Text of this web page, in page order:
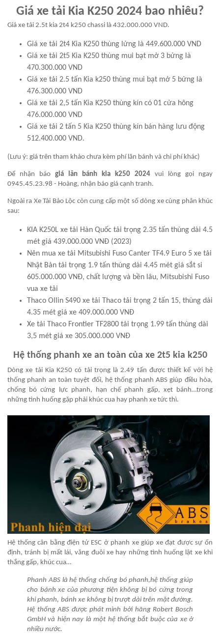
Giá xe tải Kia K250 2024 bao nhiêu?
Giá xe tải 2.5t kia 2t4 k250 chassi là 432.000.000 VND.
Giá xe tải 2t4 Kia K250 thùng lửng là 449.600.000 VND
Giá xe tải 2t5 Kia K250 thùng mui bạt mở 3 bửng là
470.300.000 VND
Giá xe tải 2.5 tấn Kia k250 thùng mui bạt mở 5 bửng là
476.300.000 VND
Giá xe tải 2,5 tấn Kia K250 thùng kín có 01 cửa hông
476.000.000 VND
Giá xe tải 2 tấn 5 Kia K250 thùng kín bán hàng lưu động
512.400.000 VND.
(Lưu ý: giá trên tham khảo chưa kèm phí lăn bánh và chi phí khác)
Để nhận báo giá lăn bánh kia k250 2024 vui lòng gọi ngay
0945.45.23.98 - Hoàng, nhận báo giá cạnh tranh.
Ngoài ra Xe Tải Bảo Lộc còn cung cấp một số dòng xe cùng phân khúc
sau:
KIA K250L xe tải Hàn Quốc tải trọng 2.35 tấn thùng dài 4.5
mét giá 439.000.000 VNĐ (2023)
Nên mua xe tải Mitsubishi Fuso Canter TF4.9 Euro 5 xe tải
Nhật Bản tải trọng 1.9 tấn thùng dài 4.45 mét giá sắt si
605.000.000 VNĐ, chất lượng và bền lâu, Mitsubishi Fuso
vua xe tải
Thaco Ollin S490 xe tải Thaco tải trọng 2 tấn 15, thùng dài
4.35 mét giá xe 409.000.000 VNĐ
Xe tải Thaco Frontier TF2800 tải trọng 1.99 tấn thùng dài
3,5 mét giá xe 305.000.000 VNĐ
Hệ thống phanh xe an toàn của xe 2t5 kia k250
Dòng xe tải Kia K250 có tải trọng là 2.49 tấn được thiết kế với hệ
thống phanh an toàn tuyệt đối, hệ thống phanh ABS giúp điều hòa,
chống bó cứng lực phanh, hạn chế phanh gấp, xẹt bánh…trong
những tình huống gặp phải khúc cua hay phanh xe tức thì.
Hệ thống cân bằng điện tử ESC ở phanh xe giúp xe đạt được sự ổn
định, tránh bị mất lái, văng đuôi xe hay những tình huống lật xe khi
thắng gấp, khúc cua…
Phanh ABS là hệ thống chống bó phanh,hệ thống giúp
cho bánh xe của phương tiện không bị bó cứng trong
khi phanh, bánh xe không bị trượt dài trên mặt đường.
Hệ thống ABS được phát minh bởi hãng Robert Bosch
GmbH và hiện nay là một hệ thống bắt buộc của xe ở
nhiều nước.